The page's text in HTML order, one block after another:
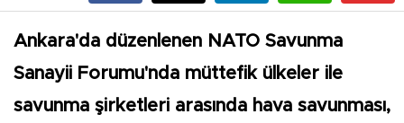
Ankara'da düzenlenen NATO Savunma
Sanayii Forumu'nda müttefik ülkeler ile
savunma şirketleri arasında hava savunması,